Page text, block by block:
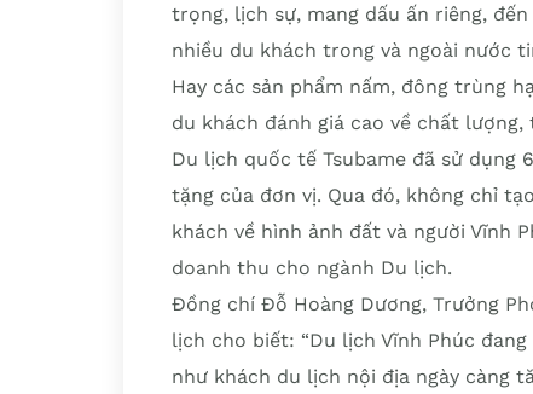
trọng, lịch sự, mang dấu ấn riêng,
nhiều du khách trong và ngoài nước
Hay các sản phẩm nấm, đông trùng
du khách đánh giá cao về chất
Du lịch quốc tế Tsubame đã sử dụng
tặng của đơn vị. Qua đó, không chỉ
khách về hình ảnh đất và người Vĩnh
doanh thu cho ngành Du lịch.
Đồng chí Đỗ Hoàng Dương, Trưởng
lịch cho biết: “Du lịch Vĩnh Phúc
như khách du lịch nội địa ngày càng